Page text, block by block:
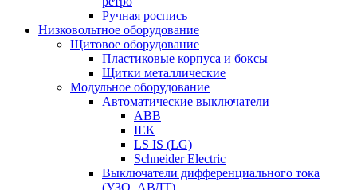
Ручная роспись
Низковольтное оборудование
Щитовое оборудование
Пластиковые корпуса и боксы
Щитки металлические
Модульное оборудование
Автоматические выключатели
ABB
IEK
LS IS (LG)
Schneider Electric
Выключатели дифференциального тока